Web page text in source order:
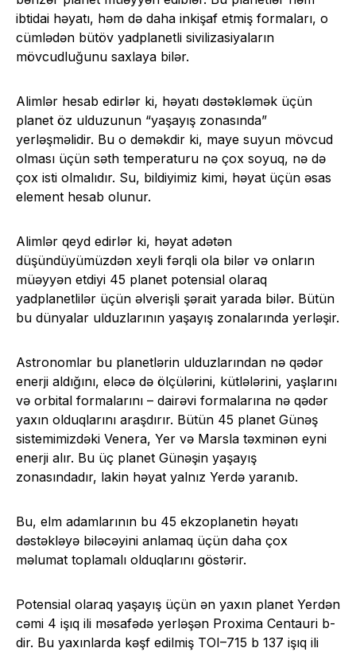
ibtidai həyatı, həm də daha inkişaf etmiş formaları, o
cümlədən bütöv yadplanetli sivilizasiyaların
mövcudluğunu saxlaya bilər.
Alimlər hesab edirlər ki, həyatı dəstəkləmək üçün
planet öz ulduzunun “yaşayış zonasında”
yerləşməlidir. Bu o deməkdir ki, maye suyun mövcud
olması üçün səth temperaturu nə çox soyuq, nə də
çox isti olmalıdır. Su, bildiyimiz kimi, həyat üçün əsas
element hesab olunur.
Alimlər qeyd edirlər ki, həyat adətən
düşündüyümüzdən xeyli fərqli ola bilər və onların
müəyyən etdiyi 45 planet potensial olaraq
yadplanetlilər üçün əlverişli şərait yarada bilər. Bütün
bu dünyalar ulduzlarının yaşayış zonalarında yerləşir.
Astronomlar bu planetlərin ulduzlarından nə qədər
enerji aldığını, eləcə də ölçülərini, kütlələrini, yaşlarını
və orbital formalarını – dairəvi formalarına nə qədər
yaxın olduqlarını araşdırır. Bütün 45 planet Günəş
sistemimizdəki Venera, Yer və Marsla təxminən eyni
enerji alır. Bu üç planet Günəşin yaşayış
zonasındadır, lakin həyat yalnız Yerdə yaranıb.
Bu, elm adamlarının bu 45 ekzoplanetin həyatı
dəstəkləyə biləcəyini anlamaq üçün daha çox
məlumat toplamalı olduqlarını göstərir.
Potensial olaraq yaşayış üçün ən yaxın planet Yerdən
cəmi 4 işıq ili məsafədə yerləşən Proxima Centauri b-
dir. Bu yaxınlarda kəşf edilmiş TOI–715 b 137 işıq ili